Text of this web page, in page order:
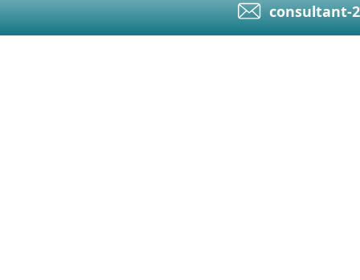
сonsultant-